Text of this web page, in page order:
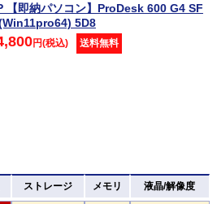
【即納パソコン】ProDesk 600 G4 SF
5D8
円(税込) 送料無料
ストレージ メモリ 液晶/解像度